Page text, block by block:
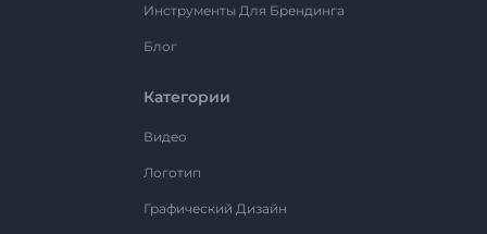
Инструменты Для Брендинга
Блог
Категории
Видео
Логотип
Графический Дизайн